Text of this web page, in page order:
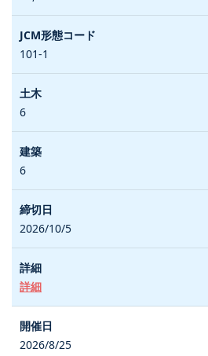
101-1
6
6
2026/10/5
詳細
2026/8/25